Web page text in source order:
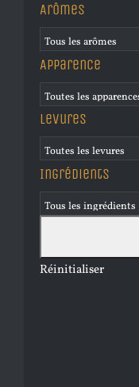
Arômes
Apparence
Levures
Ingrédients
Réinitialiser